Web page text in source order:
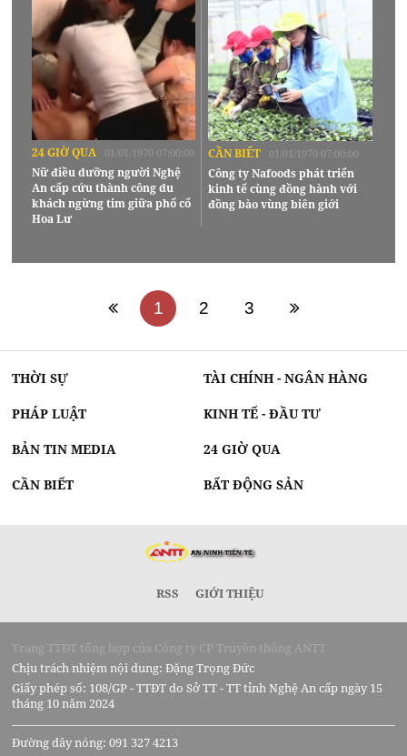
24 GIỜ QUA 01/01/1970 07:00:00
Nữ điều dưỡng người Nghệ
An cấp cứu thành công du
khách ngừng tim giữa phố cổ
Hoa Lư
CẦN BIẾT 01/01/1970 07:00:00
Công ty Nafoods phát triển
kinh tế cùng đồng hành với
đồng bào vùng biên giới
1 2 3
THỜI SỰ TÀI CHÍNH - NGÂN HÀNG
PHÁP LUẬT KINH TẾ - ĐẦU TƯ
BẢN TIN MEDIA 24 GIỜ QUA
CẦN BIẾT BẤT ĐỘNG SẢN
RSS GIỚI THIỆU
Trang TTĐT tổng hợp của Công ty CP Truyền thông ANTT
Chịu trách nhiệm nội dung: Đặng Trọng Đức
Giấy phép số: 108/GP - TTĐT do Sở TT - TT tỉnh Nghệ An cấp ngày 15
tháng 10 năm 2024
Đường dây nóng: 091 327 4213